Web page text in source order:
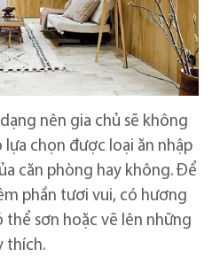
nên gia chủ sẽ không
chọn được loại ăn nhập
căn phòng hay không. Để
phần tươi vui, có hương
thể sơn hoặc vẽ lên những
thích.